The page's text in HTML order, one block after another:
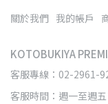
關於我們 我的帳戶
KOTOBUKIYA
客服專線：02-2961-
客服時間：週一至週